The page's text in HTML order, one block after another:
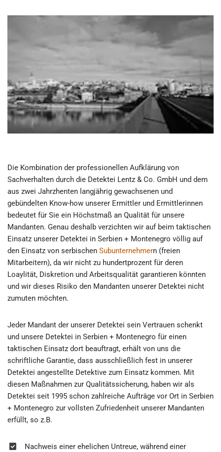
Die Kombination der professionellen Aufklärung von
Sachverhalten durch die Detektei Lentz & Co. GmbH und dem
aus zwei Jahrzhenten langjährig gewachsenen und
gebündelten Know-how unserer Ermittler und Ermittlerinnen
bedeutet für Sie ein Höchstmaß an Qualität für unsere
Mandanten. Genau deshalb verzichten wir auf beim taktischen
Einsatz unserer Detektei in Serbien + Montenegro völlig auf
den Einsatz von serbischen Subunternehmern (freien
Mitarbeitern), da wir nicht zu hundertprozent für deren
Loaylität, Diskretion und Arbeitsqualität garantieren könnten
und wir dieses Risiko den Mandanten unserer Detektei nicht
zumuten möchten.
Jeder Mandant der unserer Detektei sein Vertrauen schenkt
und unsere Detektei in Serbien + Montenegro für einen
taktischen Einsatz dort beauftragt, erhält von uns die
schriftliche Garantie, dass ausschließlich fest in unserer
Detektei angestellte Detektive zum Einsatz kommen. Mit
diesen Maßnahmen zur Qualitätssicherung, haben wir als
Detektei seit 1995 schon zahlreiche Aufträge vor Ort in Serbien
+ Montenegro zur vollsten Zufriedenheit unserer Mandanten
erfüllt, so z.B.
Nachweis einer ehelichen Untreue, während einer